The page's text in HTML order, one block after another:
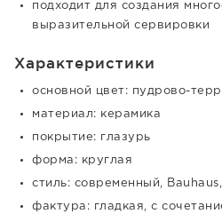
подходит для создания
выразительной сервировки
Характеристики
основной цвет: пудрово-
материал: керамика
покрытие: глазурь
форма: круглая
стиль: современный,
фактура: гладкая, с